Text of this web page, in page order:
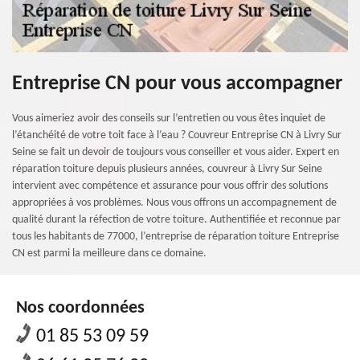
Entreprise CN pour vous accompagner
Vous aimeriez avoir des conseils sur l’entretien ou vous êtes inquiet de
l’étanchéité de votre toit face à l’eau ? Couvreur Entreprise CN à Livry Sur
Seine se fait un devoir de toujours vous conseiller et vous aider. Expert en
réparation toiture depuis plusieurs années, couvreur à Livry Sur Seine
intervient avec compétence et assurance pour vous offrir des solutions
appropriées à vos problèmes. Nous vous offrons un accompagnement de
qualité durant la réfection de votre toiture. Authentifiée et reconnue par
tous les habitants de 77000, l’entreprise de réparation toiture Entreprise
CN est parmi la meilleure dans ce domaine.
Nos coordonnées
01 85 53 09 59